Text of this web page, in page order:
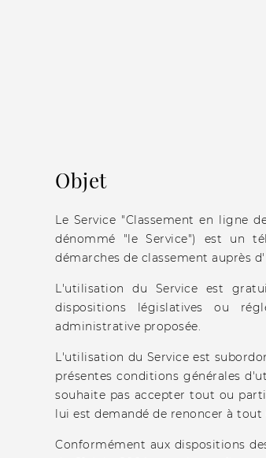
Objet
Le Service "Classement en ligne
dénommé "le Service") est un
démarches de classement auprès
L'utilisation du Service est
dispositions législatives ou
administrative proposée.
L'utilisation du Service est
présentes conditions générales
souhaite pas accepter tout ou
lui est demandé de renoncer à tout
Conformément aux dispositions